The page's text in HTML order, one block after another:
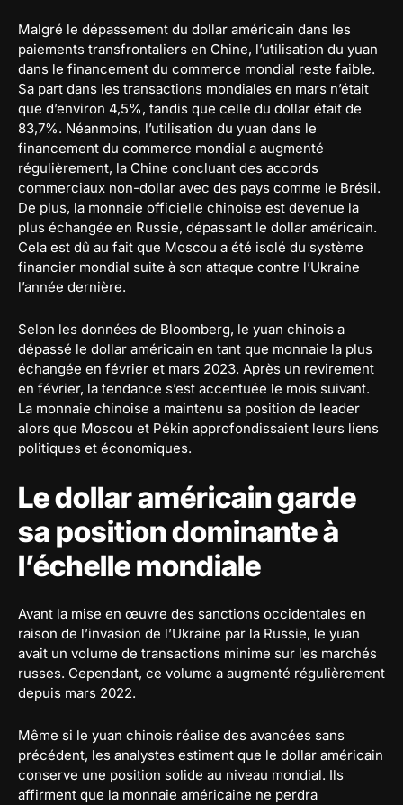
Malgré le dépassement du dollar américain dans les
paiements transfrontaliers en Chine, l’utilisation du yuan
dans le financement du commerce mondial reste faible.
Sa part dans les transactions mondiales en mars n’était
que d’environ 4,5%, tandis que celle du dollar était de
83,7%. Néanmoins, l’utilisation du yuan dans le
financement du commerce mondial a augmenté
régulièrement, la Chine concluant des accords
commerciaux non-dollar avec des pays comme le Brésil.
De plus, la monnaie officielle chinoise est devenue la
plus échangée en Russie, dépassant le dollar américain.
Cela est dû au fait que Moscou a été isolé du système
financier mondial suite à son attaque contre l’Ukraine
l’année dernière.
Selon les données de Bloomberg, le yuan chinois a
dépassé le dollar américain en tant que monnaie la plus
échangée en février et mars 2023. Après un revirement
en février, la tendance s’est accentuée le mois suivant.
La monnaie chinoise a maintenu sa position de leader
alors que Moscou et Pékin approfondissaient leurs liens
politiques et économiques.
Le dollar américain garde
sa position dominante à
l’échelle mondiale
Avant la mise en œuvre des sanctions occidentales en
raison de l’invasion de l’Ukraine par la Russie, le yuan
avait un volume de transactions minime sur les marchés
russes. Cependant, ce volume a augmenté régulièrement
depuis mars 2022.
Même si le yuan chinois réalise des avancées sans
précédent, les analystes estiment que le dollar américain
conserve une position solide au niveau mondial. Ils
affirment que la monnaie américaine ne perdra